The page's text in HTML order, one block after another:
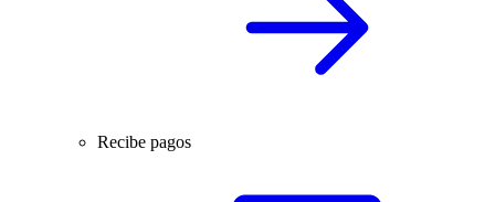
Recibe pagos